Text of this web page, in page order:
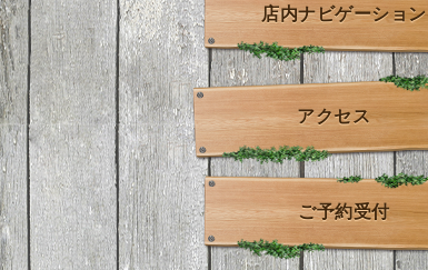
店内ナビゲーション
アクセス
ご予約受付